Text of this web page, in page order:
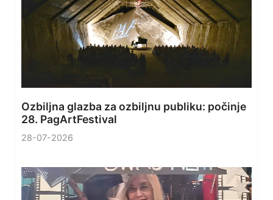
Ozbiljna glazba za ozbiljnu publiku: počinje
28. PagArtFestival
28-07-2026